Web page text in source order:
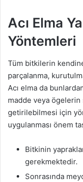
Acı Elma
Yöntemleri
Tüm bitkilerin
parçalanma,
Acı elma da
madde veya ögelerin
getirilebilmesi için
uygulanması önem
Bitkinin
gerekmektedir.
Sonrasında